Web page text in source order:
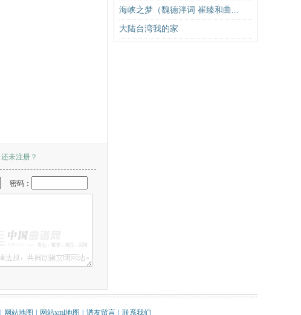
还未注册？
密码：
海峡之梦（魏德泮词 崔臻和曲...
大陆台湾我的家
网站地图 网站xml地图 谱友留言 联系我们